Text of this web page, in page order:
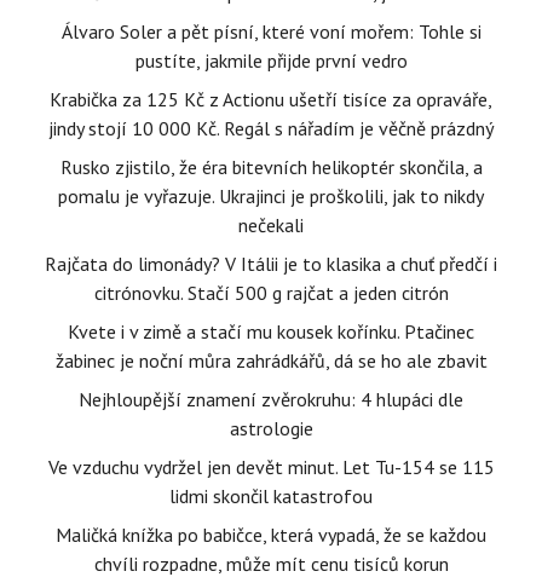
Álvaro Soler a pět písní, které voní mořem: Tohle si
pustíte, jakmile přijde první vedro
Krabička za 125 Kč z Actionu ušetří tisíce za opraváře,
jindy stojí 10 000 Kč. Regál s nářadím je věčně prázdný
Rusko zjistilo, že éra bitevních helikoptér skončila, a
pomalu je vyřazuje. Ukrajinci je proškolili, jak to nikdy
nečekali
Rajčata do limonády? V Itálii je to klasika a chuť předčí i
citrónovku. Stačí 500 g rajčat a jeden citrón
Kvete i v zimě a stačí mu kousek kořínku. Ptačinec
žabinec je noční můra zahrádkářů, dá se ho ale zbavit
Nejhloupější znamení zvěrokruhu: 4 hlupáci dle
astrologie
Ve vzduchu vydržel jen devět minut. Let Tu-154 se 115
lidmi skončil katastrofou
Maličká knížka po babičce, která vypadá, že se každou
chvíli rozpadne, může mít cenu tisíců korun